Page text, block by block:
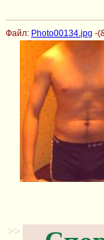
Файл: Photo00134.jpg -(
>>